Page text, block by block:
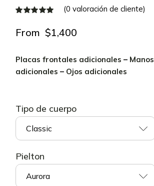
(0 valoración de cliente)
From$1,400
Placas frontales adicionales – Manos
adicionales – Ojos adicionales
Tipo de cuerpo
Classic
Pielton
Aurora